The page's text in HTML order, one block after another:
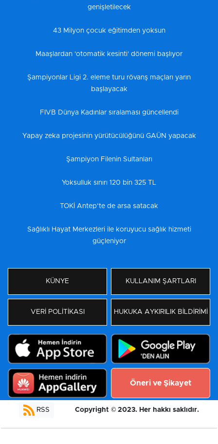
genişletilecek
43 Milyon çocuk eğitimden yoksun
Maaşlardan 'otomatik kesinti' dönemi başlıyor
Şampiyonlar Ligi 2. eleme turu rövanş maçları yarın
başlayacak
FIVB Dünya Kadınlar sıralaması güncellendi
Yapay zeka projesinin yürütücülüğünü GAÜN yapacak
Şampiyon Filenin Sultanları
Yoksulluk sınırı 120 bin 325 TL
TOKİ Antep’te de arsa satacak
Sağlıklı Hayat Merkezleri ile koruyucu sağlık hizmeti
güçleniyor
KÜNYE KULLANIM ŞARTLARI
VERİ POLİTİKASI HUKUKA AYKIRILIK BİLDİRİMİ
Öneri ve Şikayet
RSS Copyright © 2023. Her hakkı saklıdır.